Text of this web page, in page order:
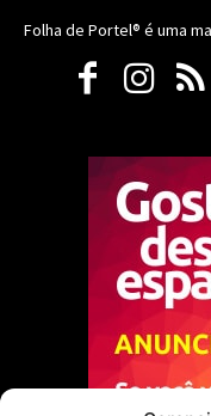
Folha de Portel® é uma